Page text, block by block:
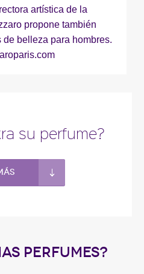
artística de la
propone también
belleza para hombres.
su perfume?
PERFUMES?